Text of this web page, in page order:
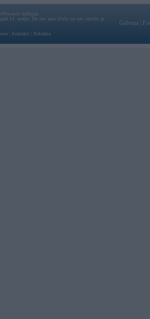
darbojas
14. maija. Tas nav auto klubs un nav saistīts ar
Kontakti Reklāma
Galvena